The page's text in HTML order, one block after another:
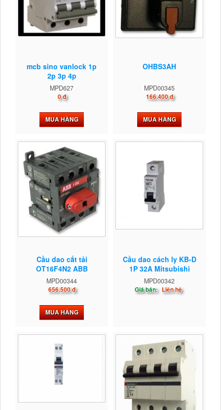
mcb sino vanlock 1p
2p 3p 4p
MPD627
0 đ
MUA HÀNG
OHBS3AH
MPD00345
166.400 đ
MUA HÀNG
Cầu dao cắt tải
OT16F4N2 ABB
MPD00344
656.500 đ
MUA HÀNG
Cầu dao cách ly KB-D
1P 32A Mitsubishi
MPD00342
Giá bán: Liên hệ